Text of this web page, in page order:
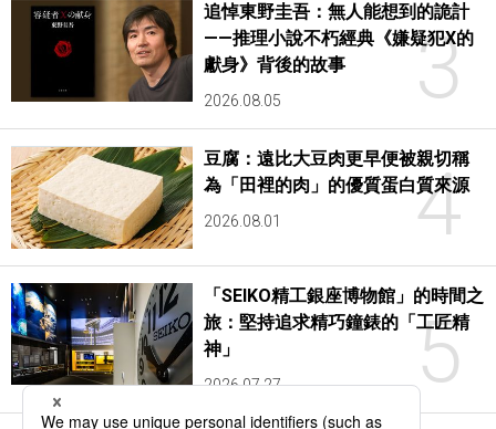
3
追悼東野圭吾：無人能想到的詭計
——推理小說不朽經典《嫌疑犯X的
獻身》背後的故事
2026.08.05
4
豆腐：遠比大豆肉更早便被親切稱
為「田裡的肉」的優質蛋白質來源
2026.08.01
5
「SEIKO精工銀座博物館」的時間之
旅：堅持追求精巧鐘錶的「工匠精
神」
2026.07.27